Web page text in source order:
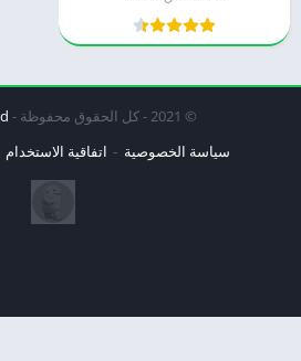
© 2021 - كل الحقوق محفوظة -
سياسة الخصوصية
اتفاقية الاستخدام